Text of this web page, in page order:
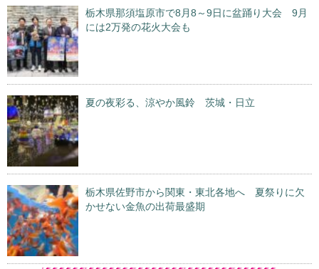
栃木県那須塩原市で8月8～9日に盆踊り大会 9月
には2万発の花火大会も
夏の夜彩る、涼やか風鈴 茨城・日立
栃木県佐野市から関東・東北各地へ 夏祭りに欠
かせない金魚の出荷最盛期